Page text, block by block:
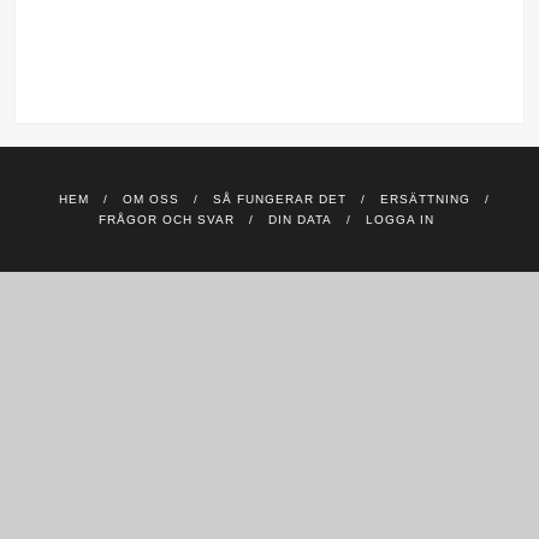
HEM OM OSS SÅ FUNGERAR DET
ERSÄTTNING
FRÅGOR OCH SVAR
DIN DATA LOGGA IN